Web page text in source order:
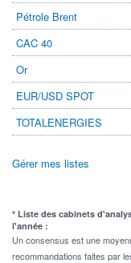
Pétrole Brent
CAC 40
Or
EUR/USD SPOT
TOTALENERGIES
Gérer mes listes
* Liste des cabinets
l'année :
Un consensus est une
recommandations faites par